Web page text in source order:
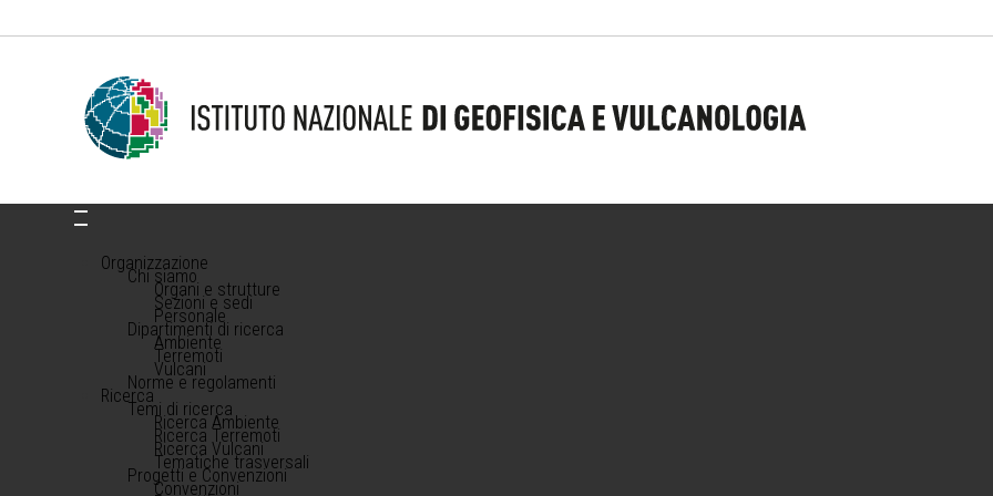
Organizzazione
Chi siamo
Organi e strutture
Sezioni e sedi
Personale
Dipartimenti di ricerca
Ambiente
Terremoti
Vulcani
Norme e regolamenti
Ricerca
Temi di ricerca
Ricerca Ambiente
Ricerca Terremoti
Ricerca Vulcani
Tematiche trasversali
Progetti e Convenzioni
Convenzioni